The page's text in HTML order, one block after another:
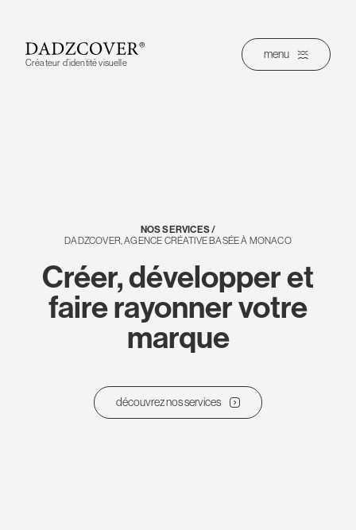
content
Créateur d’identité visuelle
menu
NOS SERVICES /
DADZCOVER, AGENCE CRÉATIVE BASÉE À MONACO
Créer, développer et
faire rayonner votre
marque
découvrez nos services